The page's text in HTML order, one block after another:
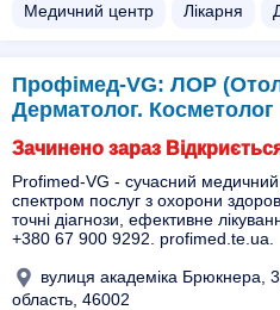
Медичний центр Лікарня
Профімед-VG: ЛОР
Дерматолог. Косметолог
Зачинено зараз
Profimed-VG - сучасний
спектром послуг з охорони
точні діагнози, ефективне
+380 67 900 9292. profimed.te.ua.
вулиця академіка Брюкнера,
область, 46002